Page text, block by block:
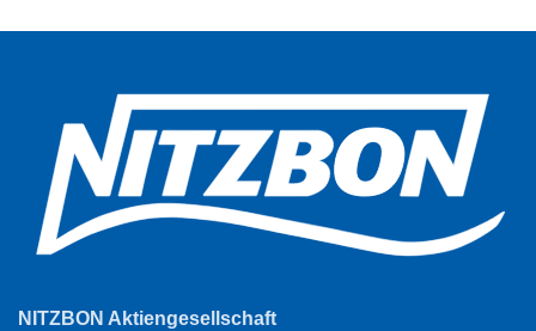
NITZBON Aktiengesellschaft